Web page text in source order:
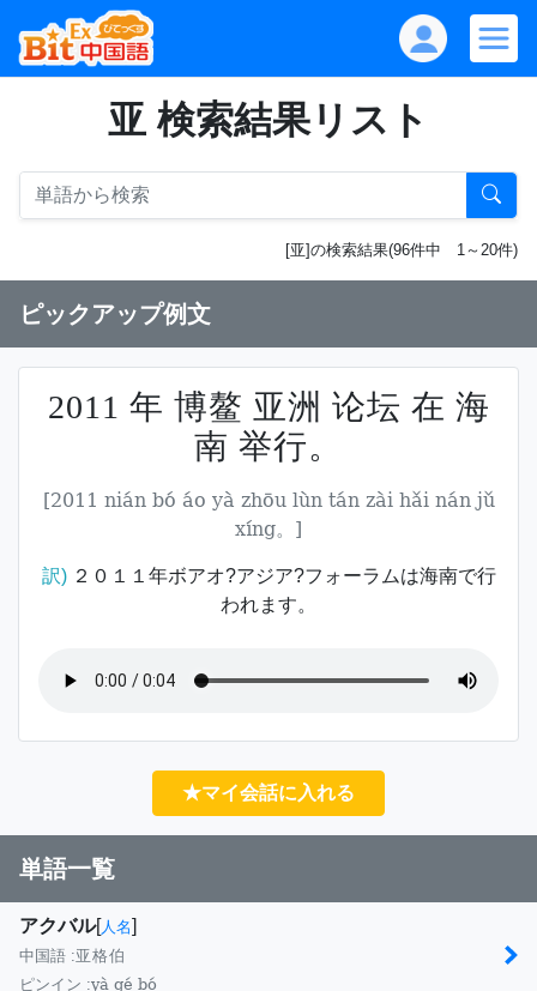
亚 検索結果リスト
[亚]の検索結果(96件中 1～20件)
ピックアップ例文
2011 年 博鳌 亚洲 论坛 在 海
南 举行。
[2011 nián bó áo yà zhōu lùn tán zài hǎi nán jǔ
xíng。]
訳)２０１１年ボアオ?アジア?フォーラムは海南で行
われます。
★マイ会話に入れる
単語一覧
アクバル[人名]
中国語 :亚格伯
ピンイン :yà gé bó